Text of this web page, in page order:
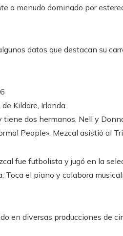
a menudo dominado por
datos que destacan su
Kildare, Irlanda
tiene dos hermanos, Nell y
People», Mezcal asistió al
fue futbolista y jugó en la
Toca el piano y colabora
en diversas producciones de